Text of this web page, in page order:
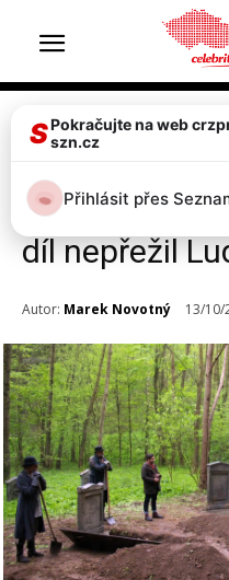
Celebrity Top 2
Zrádci
pohřbili
díl nepřežil
Autor: Marek Novotný 13/10/
SPokračujte na web
szn.cz
Přihlásit přes